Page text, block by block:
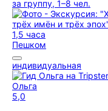
за группу, 1–8 чел.
1,5 часа
Пешком
индивидуальная
Ольга
5,0